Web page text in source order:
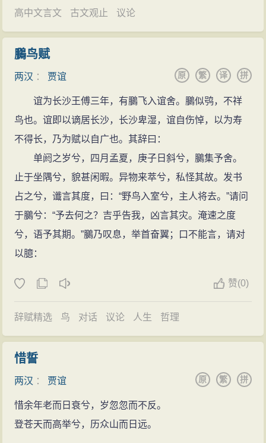
多的诸侯，从而分散削弱他们的力量。诸侯王的封地，
一代一代分割下去，愈分愈少，直到“地尽而止”，力量也
就愈来愈削弱下去了，这就叫做“割地定制”。
景帝刘启时，晁错提出“削藩”政策，是贾谊主张的继
诸侯王分析的正确性。到了汉武帝刘彻的时候，颁行主
父偃提出的“推恩令”，更是贾谊“众建诸侯而少其力”方针
的全面实行了。
另外，在《宗首》、《藩强》、《权重》等文章
中，贾谊还阐述了加强中央集权的思想；在《大政》、
《修政》中提出了利民安民的民本思想。
重农抑商、以农为本
贾谊认为，富商大贾与诸侯王相勾结，有恃无恐，
僭越礼制，又要农民供给他们以奢侈的生活资料，因而
导致了广大农民贫困。因此，贾谊主张重视农民，提倡
文帝二年（前178年），贾谊上《论积贮疏》，紧密
围绕“积贮”的论题，从正反两面论证加强积贮对国计民生
的重大意义，对于维护汉朝的封建统治，促进当时的社
会生产，发展经济，巩固国防，安定人民的生活，都有
越本身的权力范围，占据的土地超过古代制度的规定，
淮南王、济北王都因为谋反而被诛灭。贾谊因此多次上
疏陈述政事（《治安策》），大体上围绕匈奴侵边、制
度疏阔、诸侯王悟凝等三个问题而展开论述。
文帝前元七年（前173年），淮南王刘长阴谋叛乱，
文帝把他流放到蜀郡（今四川中部），刘长在途中畏罪
自杀。第二年（前172年），文帝又把刘长的四个儿子封
为列侯。贾谊担心文帝接着还要把刘长的几个儿子由列
侯进封为王，上疏文帝，进行劝告，但是文帝并没有采
纳贾谊的意见。
英年早逝
汉文帝十一年（前169 年），贾谊32岁，随梁怀王
入朝，梁王刘胜坠马而死，贾谊感到自己身为太傅，没
梁怀王无子，按例他的封国就要撤销。贾谊认为，
者的封地北到黄河，后者南到长江，从而连成一片。文
帝听了贾谊的建议，迁淮阳王刘武为梁王，另迁城阳王
刘喜为淮南王。从后来吴楚七国之乱中梁王刘武坚决抵
御的作用来看，根据贾谊的这个建议所作的部署，确实
是深谋远虑。
高中文言文 古文观止 议论
鵩鸟赋
两汉 ： 贾谊 拼
译
繁
原
谊为长沙王傅三年，有鵩飞入谊舍。鵩似鸮，不祥
鸟也。谊即以谪居长沙，长沙卑湿，谊自伤悼，以为寿
不得长，乃为赋以自广也。其辞曰：
单阏之岁兮，四月孟夏，庚子日斜兮，鵩集予舍。
止于坐隅兮，貌甚闲暇。异物来萃兮，私怪其故。发书
占之兮，谶言其度，曰：“野鸟入室兮，主人将去。”请问
于鵩兮：“予去何之？吉乎告我，凶言其灾。淹速之度
兮，语予其期。”鵩乃叹息，举首奋翼；口不能言，请对
以臆：
赞(0)
辞赋精选 鸟 对话 议论 人生 哲理
惜誓
两汉 ： 贾谊 拼
繁
原
惜余年老而日衰兮，岁忽忽而不反。
登苍天而高举兮，历众山而日远。